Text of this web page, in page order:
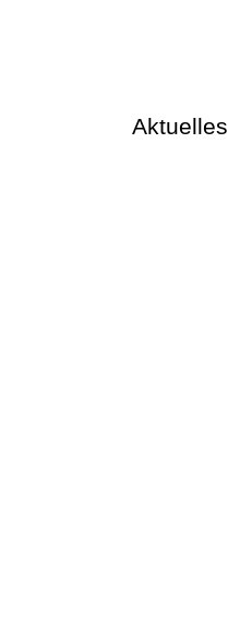
Aktuelles